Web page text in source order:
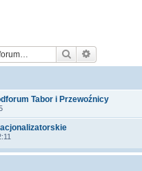
Szukaj
Tabor i Przewoźnicy